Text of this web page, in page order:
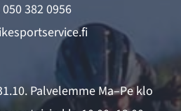
050 382 0956
Palvelemme Ma–Pe klo